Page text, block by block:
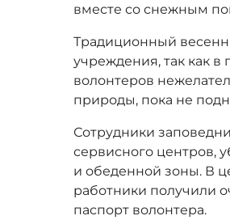
вместе со снежным
Традиционный
учреждения, так как
волонтеров
природы, пока не
Сотрудники
сервисного центров,
и обеденной зоны. В
работники получили
паспорт волонтера.